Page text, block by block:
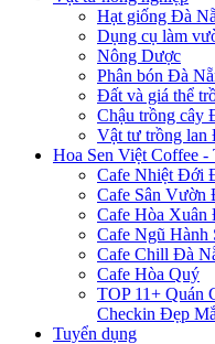
Hạt giống Đà
Dụng cụ làm
Nông Dược
Phân bón Đà
Đất và giá thể
Chậu trồng cây
Vật tư trồng lan
Hoa Sen Việt Coffee -
Cafe Nhiệt Đới
Cafe Sân Vườn
Cafe Hòa Xuân
Cafe Ngũ Hành
Cafe Chill Đà
Cafe Hòa Quý
TOP 11+ Quán
Checkin Đẹp
Tuyển dụng